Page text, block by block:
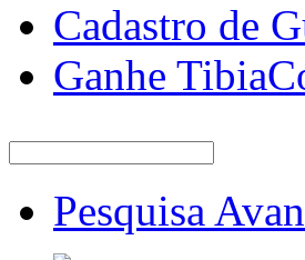
Cadastro de
Ganhe
Pesquisa